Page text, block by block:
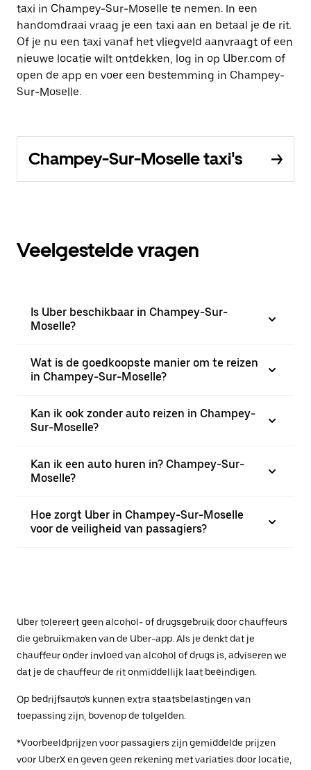
taxi in Champey-Sur-Moselle te nemen. In een
handomdraai vraag je een taxi aan en betaal je de rit.
Of je nu een taxi vanaf het vliegveld aanvraagt of een
nieuwe locatie wilt ontdekken, log in op Uber.com of
open de app en voer een bestemming in Champey-
Sur-Moselle.
Champey-Sur-Moselle taxi's
Veelgestelde vragen
Is Uber beschikbaar in Champey-Sur-
Moselle?
Wat is de goedkoopste manier om te reizen
in Champey-Sur-Moselle?
Kan ik ook zonder auto reizen in Champey-
Sur-Moselle?
Kan ik een auto huren in? Champey-Sur-
Moselle?
Hoe zorgt Uber in Champey-Sur-Moselle
voor de veiligheid van passagiers?
Uber tolereert geen alcohol- of drugsgebruik door chauffeurs
die gebruikmaken van de Uber-app. Als je denkt dat je
chauffeur onder invloed van alcohol of drugs is, adviseren we
dat je de chauffeur de rit onmiddellijk laat beëindigen.
Op bedrijfsauto's kunnen extra staatsbelastingen van
toepassing zijn, bovenop de tolgelden.
*Voorbeeldprijzen voor passagiers zijn gemiddelde prijzen
voor UberX en geven geen rekening met variaties door locatie,